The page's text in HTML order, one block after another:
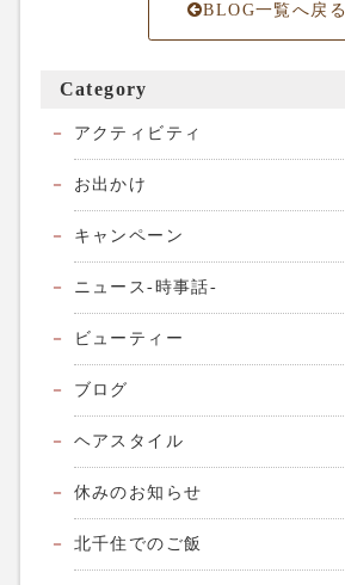
BLOG一覧へ戻る
Category
アクティビティ
お出かけ
キャンペーン
ニュース-時事話-
ビューティー
ブログ
ヘアスタイル
休みのお知らせ
北千住でのご飯